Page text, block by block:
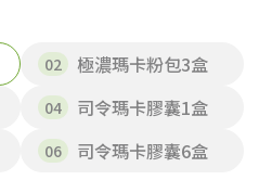
極濃瑪卡粉包3盒
司令瑪卡膠囊1盒
司令瑪卡膠囊6盒